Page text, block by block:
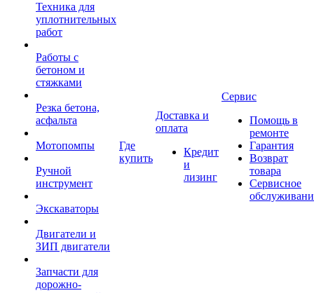
Техника для
уплотнительных
работ
Работы с
бетоном и
стяжками
Резка бетона,
асфальта
Мотопомпы
Ручной
инструмент
Экскаваторы
Двигатели и
ЗИП двигатели
Запчасти для
дорожно-
Где
купить
Доставка и
оплата
Кредит
и
лизинг
Сервис
Помощь в
ремонте
Гарантия
Возврат
товара
Сервисное